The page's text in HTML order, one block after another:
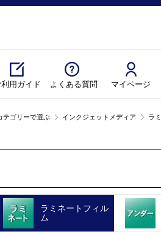
利用ガイド よくある質問 マイページ
テゴリーで選ぶ インクジェットメディア ラ
ラミネートフィル
ム